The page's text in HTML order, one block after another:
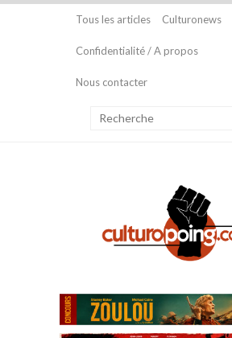
Tous les articles Culturonews
Confidentialité / A propos
Nous contacter